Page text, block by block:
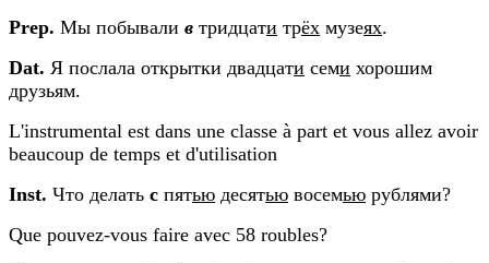
Prep. Мы побывали в тридцати трёх музеях.
Dat. Я послала открытки двадцати семи хорошим
друзьям.
L'instrumental est dans une classe à part et vous allez avoir
beaucoup de temps et d'utilisation
Inst. Что делать с пятью десятью восемью рублями?
Que pouvez-vous faire avec 58 roubles?